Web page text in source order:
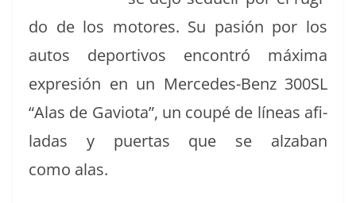
do de los motores. Su pasión por los
autos deportivos encon­tró máx­i­ma
expre­sión en un Mer­cedes-Benz 300SL
“Alas de Gavio­ta”, un coupé de líneas afi­
ladas y puer­tas que se alz­a­ban
como alas.